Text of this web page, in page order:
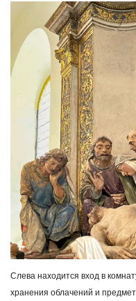
Слева находится вход в
хранения облачений и